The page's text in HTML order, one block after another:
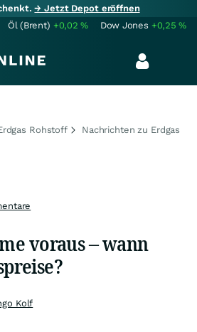
→ Jetzt Depot eröffnen
Öl (Brent) +0,02% Dow Jones +0,25%
Rohstoff Nachrichten zu Erdgas
voraus – wann
Kolf